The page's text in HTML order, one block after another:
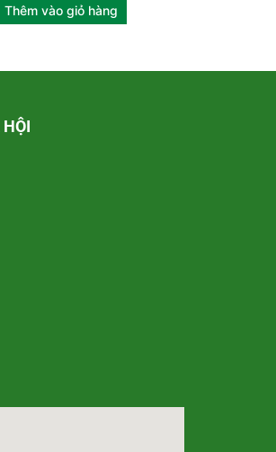
Thêm vào giỏ hàng